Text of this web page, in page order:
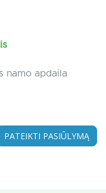
namo apdaila
PATEIKTI PASIŪLYMĄ